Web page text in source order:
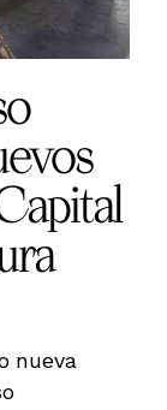
nueva